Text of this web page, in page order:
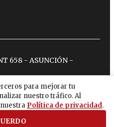
para mejorar tu
nuestro tráfico. Al
Política de privacidad.
658 - ASUNCIÓN -
youtubespotify